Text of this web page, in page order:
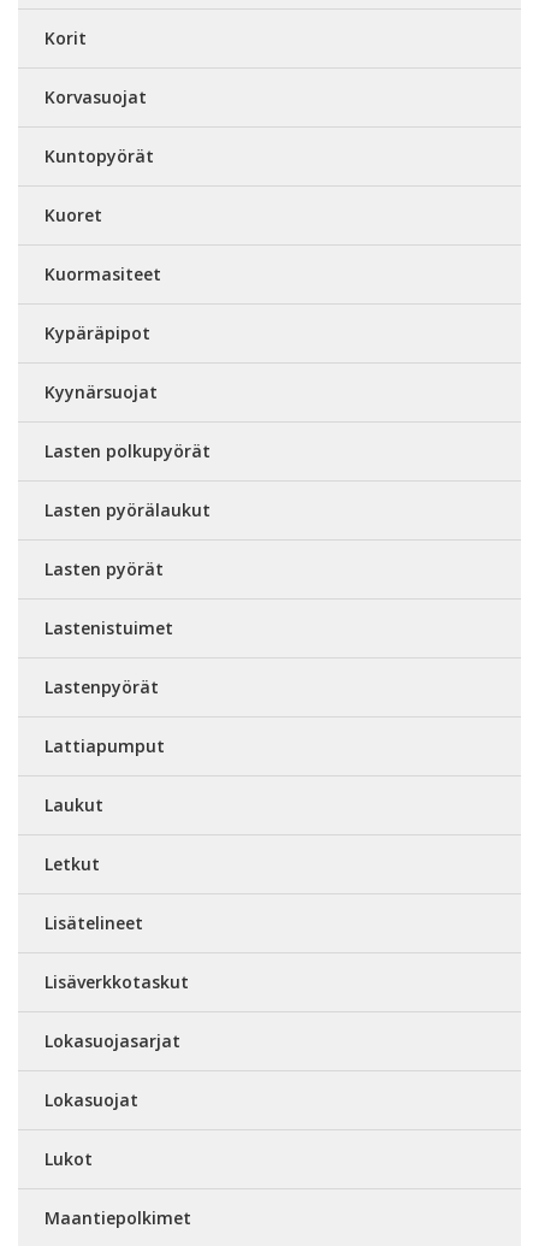
Korit
Korvasuojat
Kuntopyörät
Kuoret
Kuormasiteet
Kypäräpipot
Kyynärsuojat
Lasten polkupyörät
Lasten pyörälaukut
Lasten pyörät
Lastenistuimet
Lastenpyörät
Lattiapumput
Laukut
Letkut
Lisätelineet
Lisäverkkotaskut
Lokasuojasarjat
Lokasuojat
Lukot
Maantiepolkimet